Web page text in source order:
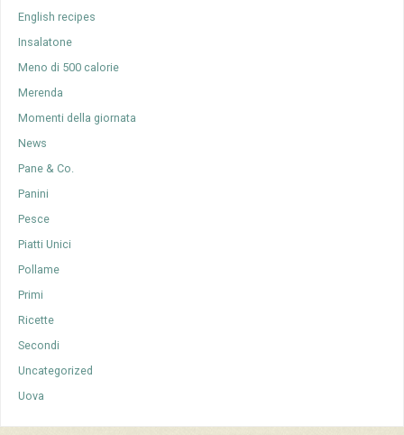
English recipes
Insalatone
Meno di 500 calorie
Merenda
Momenti della giornata
News
Pane & Co.
Panini
Pesce
Piatti Unici
Pollame
Primi
Ricette
Secondi
Uncategorized
Uova